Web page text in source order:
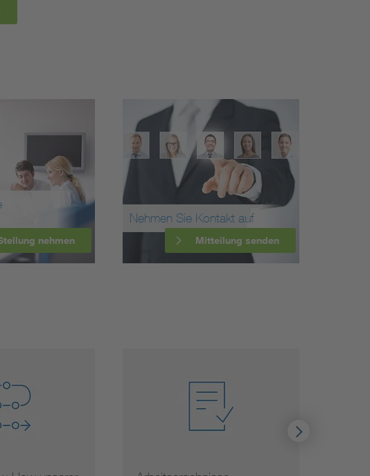
nehmen
Nehmen Sie Kontakt auf
Mitteilung senden